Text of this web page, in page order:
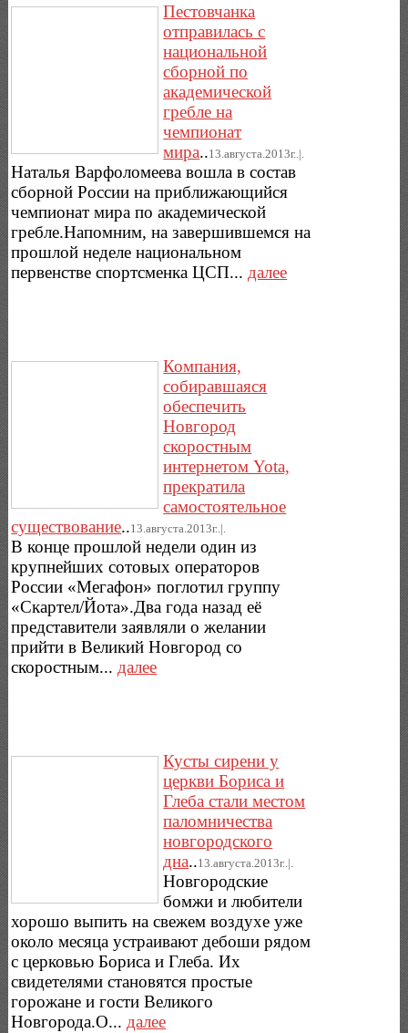
Пестовчанка
отправилась с
национальной
сборной по
академической
гребле на
чемпионат
мира..13.августа.2013г..|.
Наталья Варфоломеева вошла в состав
сборной России на приближающийся
чемпионат мира по академической
гребле.Напомним, на завершившемся на
прошлой неделе национальном
первенстве спортсменка ЦСП... далее
Компания,
собиравшаяся
обеспечить
Новгород
скоростным
интернетом Yota,
прекратила
самостоятельное
существование..13.августа.2013г..|.
В конце прошлой недели один из
крупнейших сотовых операторов
России «Мегафон» поглотил группу
«Скартел/Йота».Два года назад её
представители заявляли о желании
прийти в Великий Новгород со
скоростным... далее
Кусты сирени у
церкви Бориса и
Глеба стали местом
паломничества
новгородского
дна..13.августа.2013г..|.
Новгородские
бомжи и любители
хорошо выпить на свежем воздухе уже
около месяца устраивают дебоши рядом
с церковью Бориса и Глеба. Их
свидетелями становятся простые
горожане и гости Великого
Новгорода.О...далее